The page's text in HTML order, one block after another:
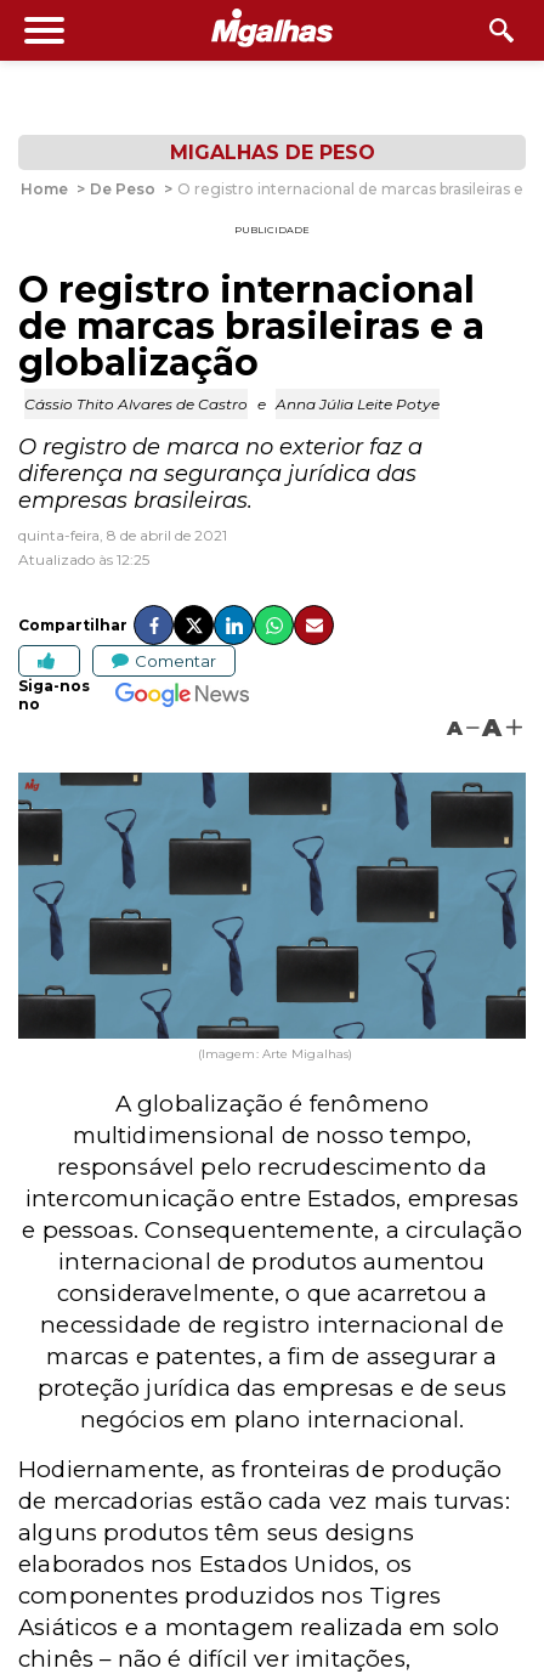
MIGALHAS DE PESO
Home > De Peso > O registro internacional de marcas brasileiras e a
PUBLICIDADE
O registro internacional
de marcas brasileiras e a
globalização
Cássio Thito Alvares de Castro e Anna Júlia Leite Potye
O registro de marca no exterior faz a
diferença na segurança jurídica das
empresas brasileiras.
quinta-feira, 8 de abril de 2021
Atualizado às 12:25
Compartilhar
Comentar
Siga-nos
no
A A
(Imagem: Arte Migalhas)
A globalização é fenômeno
multidimensional de nosso tempo,
responsável pelo recrudescimento da
intercomunicação entre Estados, empresas
e pessoas. Consequentemente, a circulação
internacional de produtos aumentou
consideravelmente, o que acarretou a
necessidade de registro internacional de
marcas e patentes, a fim de assegurar a
proteção jurídica das empresas e de seus
negócios em plano internacional.
Hodiernamente, as fronteiras de produção
de mercadorias estão cada vez mais turvas:
alguns produtos têm seus designs
elaborados nos Estados Unidos, os
componentes produzidos nos Tigres
Asiáticos e a montagem realizada em solo
chinês – não é difícil ver imitações,